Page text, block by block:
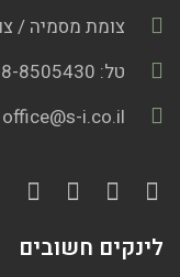
צומת מסמיה /
טל: 08-8505430 פקס: 08-8505429
office@s-i.co.il
לינקים חשובים